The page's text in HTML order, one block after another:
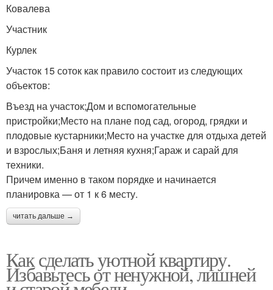
Ковалева
Участник
Курлек
Участок 15 соток как правило состоит из следующих
объектов:
Въезд на участок;Дом и вспомогательные
пристройки;Место на плане под сад, огород, грядки и
плодовые кустарники;Место на участке для отдыха детей
и взрослых;Баня и летняя кухня;Гараж и сарай для
техники.
Причем именно в таком порядке и начинается
планировка — от 1 к 6 месту.
читать дальше →
Как сделать уютной квартиру.
Избавьтесь от ненужной, лишней